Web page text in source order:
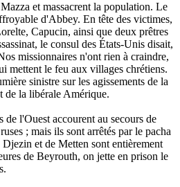
et massacrent la population. Le
d'Abbey. En tête des victimes,
Capucin, ainsi que deux prêtres
le consul des États-Unis disait,
missionnaires n'ont rien à craindre,
mettent le feu aux villages chrétiens.
sinistre sur les agissements de la
de la libérale Amérique.
l'Ouest accourent au secours de
; mais ils sont arrêtés par le pacha
et de Metten sont entièrement
de Beyrouth, on jette en prison le